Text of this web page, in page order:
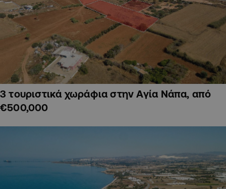
3 τουριστικά χωράφια στην Αγία Νάπα, από
€500,000